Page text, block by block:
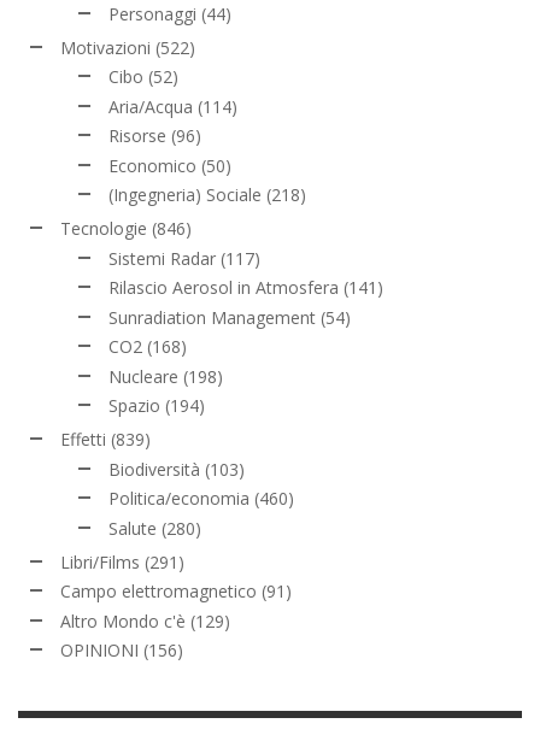
Personaggi (44)
Motivazioni (522)
Cibo (52)
Aria/Acqua (114)
Risorse (96)
Economico (50)
(Ingegneria) Sociale (218)
Tecnologie (846)
Sistemi Radar (117)
Rilascio Aerosol in Atmosfera (141)
Sunradiation Management (54)
CO2 (168)
Nucleare (198)
Spazio (194)
Effetti (839)
Biodiversità (103)
Politica/economia (460)
Salute (280)
Libri/Films (291)
Campo elettromagnetico (91)
Altro Mondo c'è (129)
OPINIONI (156)